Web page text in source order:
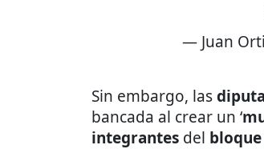
— Juan
Sin embargo, las
bancada al crear un ‘
integrantes del